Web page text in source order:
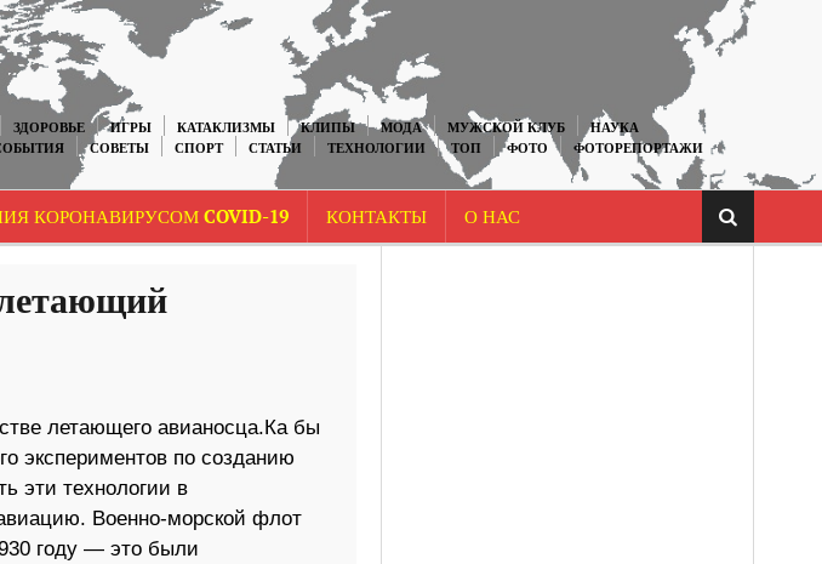
ЗДОРОВЬЕ ИГРЫ КАТАКЛИЗМЫ КЛИПЫ МОДА МУЖСКОЙ КЛУБ
НАУКА
СОВЕТЫ СПОРТ СТАТЬИ ТЕХНОЛОГИИ ТОП ФОТО
ФОТОРЕПОРТАЖИ
КОРОНАВИРУСОМ COVID-19 КОНТАКТЫ О НАС
летающего авианосца.Ка бы
экспериментов по созданию
эти технологии в
Военно-морской флот
году — это были